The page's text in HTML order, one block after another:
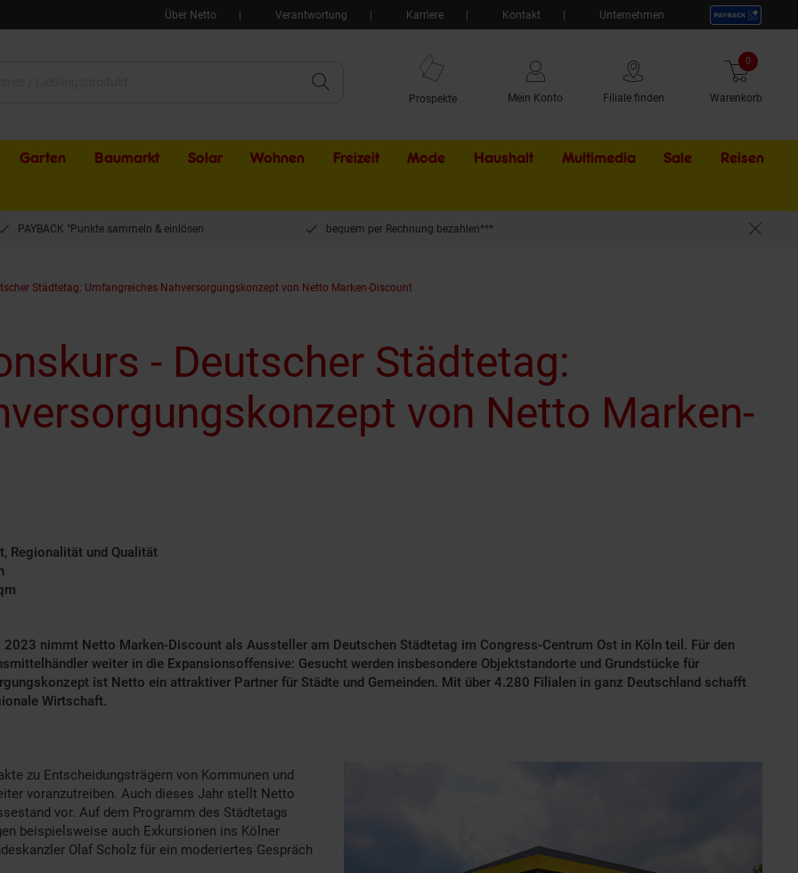
Über Netto Verantwortung Karriere Kontakt Unternehmen
Prospekte Mein Konto Filiale finden Warenkorb
0 Artikel
Garten Baumarkt Solar Wohnen Freizeit Mode Haushalt Multimedia Sale Externer
Reisen
PAYBACK °Punkte sammeln & einlösen bequem per Rechnung bezahlen***
Städtetag: Umfangreiches Nahversorgungskonzept von Netto Marken-Discount
- Deutscher Städtetag:
von Netto Marken-
Regionalität und Qualität
nimmt Netto Marken-Discount als Aussteller am Deutschen Städtetag im Congress-Centrum Ost in Köln teil. Für den
weiter in die Expansionsoffensive: Gesucht werden insbesondere Objektstandorte und Grundstücke für
ist Netto ein attraktiver Partner für Städte und Gemeinden. Mit über 4.280 Filialen in ganz Deutschland schafft
Wirtschaft.
zu Entscheidungsträgern von Kommunen und
voranzutreiben. Auch dieses Jahr stellt Netto
vor. Auf dem Programm des Städtetags
beispielsweise auch Exkursionen ins Kölner
Olaf Scholz für ein moderiertes Gespräch